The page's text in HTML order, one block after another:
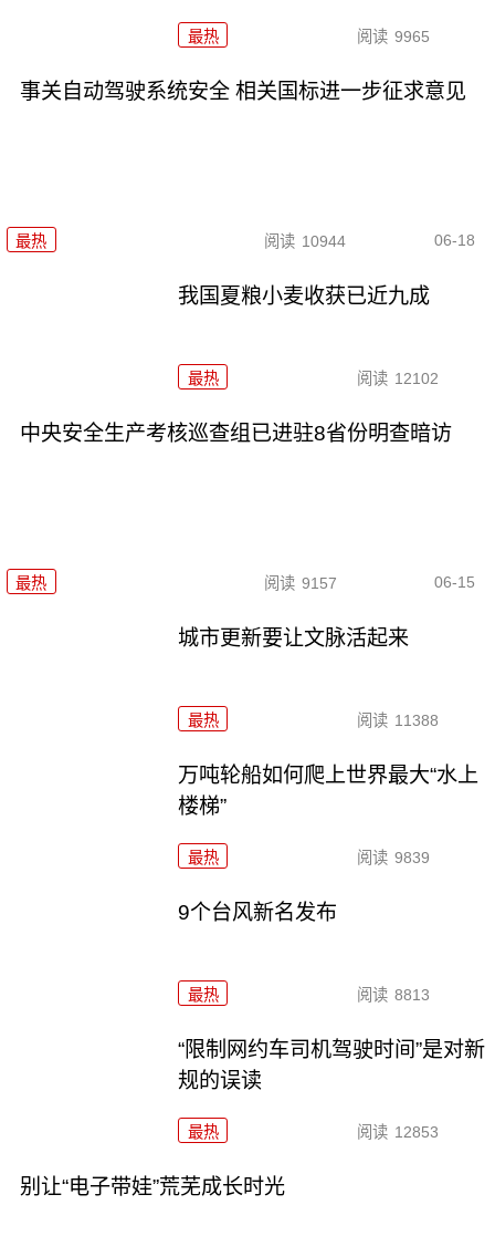
最热 阅读 9965
事关自动驾驶系统安全 相关国标进一步征求意见
最热 阅读 10944 06-18
我国夏粮小麦收获已近九成
最热 阅读 12102
中央安全生产考核巡查组已进驻8省份明查暗访
最热 阅读 9157 06-15
城市更新要让文脉活起来
最热 阅读 11388
万吨轮船如何爬上世界最大“水上
楼梯”
最热 阅读 9839
9个台风新名发布
最热 阅读 8813
“限制网约车司机驾驶时间”是对新
规的误读
最热 阅读 12853
别让“电子带娃”荒芜成长时光